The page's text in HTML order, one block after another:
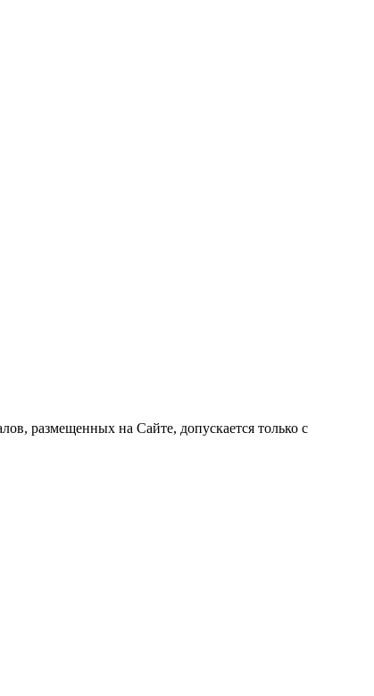
размещенных на Сайте, допускается только с